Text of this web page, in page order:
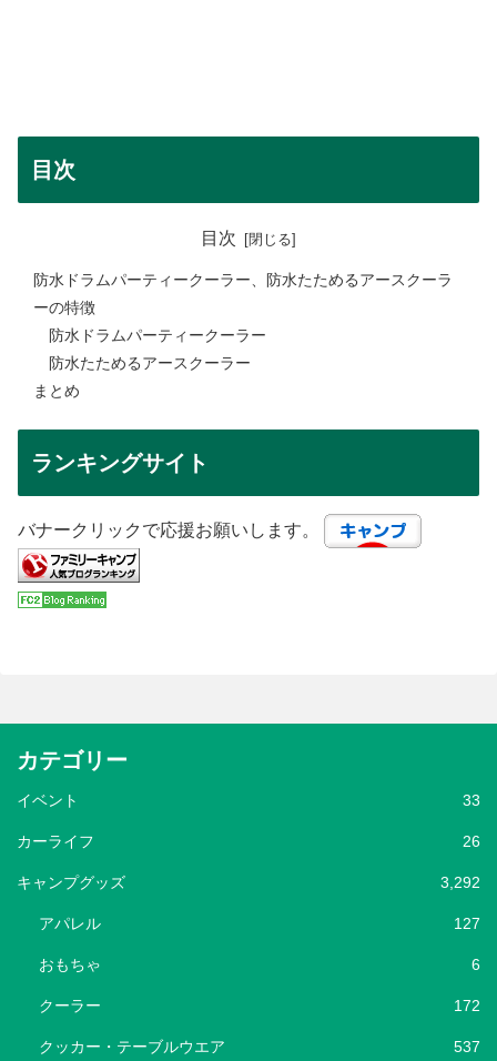
目次
目次
防水ドラムパーティークーラー、防水たためるアースクーラ
ーの特徴
防水ドラムパーティークーラー
防水たためるアースクーラー
まとめ
ランキングサイト
バナークリックで応援お願いします。
カテゴリー
イベント 33
カーライフ 26
キャンプグッズ 3,292
アパレル 127
おもちゃ 6
クーラー 172
クッカー・テーブルウエア 537